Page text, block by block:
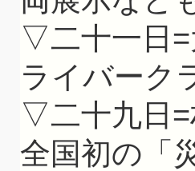
▽二十一日=
ライバーク
▽二十九日=
全国初の「